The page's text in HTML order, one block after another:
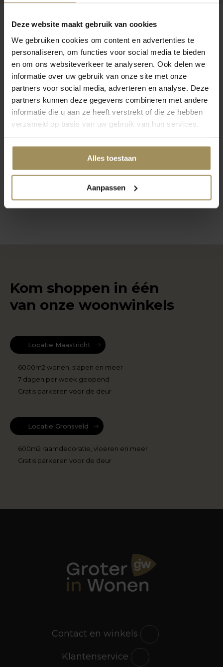
Deze website maakt gebruik van cookies
We gebruiken cookies om content en advertenties te
personaliseren, om functies voor social media te bieden
en om ons websiteverkeer te analyseren. Ook delen we
informatie over uw gebruik van onze site met onze
partners voor social media, adverteren en analyse. Deze
partners kunnen deze gegevens combineren met andere
informatie die u aan ze heeft verstrekt of die ze hebben
verzameld op basis van uw gebruik van hun services.
Alles toestaan
Aanpassen
Op zoek naar meer inspiratie?
Eetkamertafels Eetkamerbanken
1 2 4
Kom shoppen in één
van onze woonwinkels
Locatie Maastricht
6000m2 wonen, slapen en meer
7 dagen per week geopend
Gratis parkeren voor de deur
Locatie Gronsveld
600m2 raamdecoratie, vloeren en meer
Gratis parkeren voor de deur
Contact en winkels
Klantenservice